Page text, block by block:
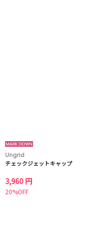
Ungrid
チェックジェットキャップ
3,960 円
20%OFF